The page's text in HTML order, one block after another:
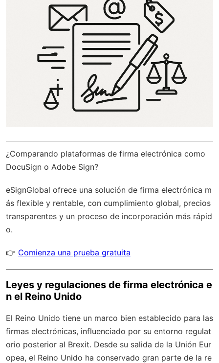
¿Comparando plataformas de firma electrónica como
DocuSign o Adobe Sign?
eSignGlobal ofrece una solución de firma electrónica m
ás flexible y rentable, con cumplimiento global, precios
transparentes y un proceso de incorporación más rápid
o.
👉 Comienza una prueba gratuita
Leyes y regulaciones de firma electrónica e
n el Reino Unido
El Reino Unido tiene un marco bien establecido para las
firmas electrónicas, influenciado por su entorno regulat
orio posterior al Brexit. Desde su salida de la Unión Eur
opea, el Reino Unido ha conservado gran parte de la re